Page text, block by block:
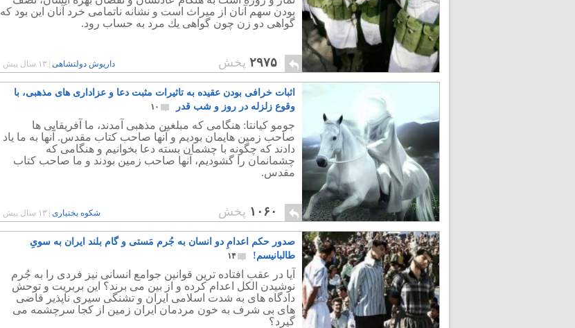
بودن سهم آنان از ميراث است و نشانه ناتمامى خرد آنان اين بود كه
گواهى دو زن چون گواهى يك مرد به حساب رود.
۲۹۷۵ پخش داریوش دولتشاهی ۱۳ سال پیش
اثبات خرافی بودن عقیده به تاثیرات مثبت دعا و عزاداری های مذهبی، با
وقوع زلزله در روز و شب قدر
۱۰
جومو کیانتا: هنگامی که مبلغین مذهبی آمدند، ما آفریقایی ها
صاحب زمین هایمان بودیم و آنها صاحب کتاب مقدس. آنها به ما یاد
دادند که چگونه با چشمان بسته دعا بخوانیم و هنگامی که
چشمانمان را گشودیم، آنها صاحب زمین بودند و ما صاحب کتاب
مقدس.
۱۰۶۰ پخش شکوه بختیاری ۱۳ سال پیش
صدور حکم اعدامِ دو انسان به جُرم مَستی و گام بلند ایران به سویِ
طالبانیسم!
۱۴
آیا در عقب افتاده ترین قوانین جوامع انسانی نیز فردی را به جُرم
نوشیدن الکل اعدام کرده و از بین می برند؟ این بربریت و توحش
دادگاه های به شدت اسلامی ایران و تشنگی سیری ناپذیر قاضی
های بی شرف به خون مردمان ایران زمین از کجا سرچشمه می
گیرد؟